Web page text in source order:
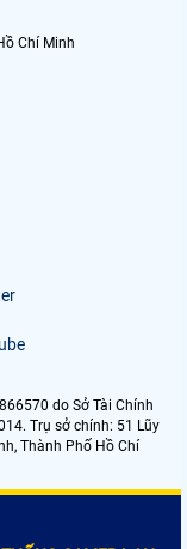
Chí Minh
do Sở Tài Chính
Trụ sở chính: 51 Lũy
Thành Phố Hồ Chí